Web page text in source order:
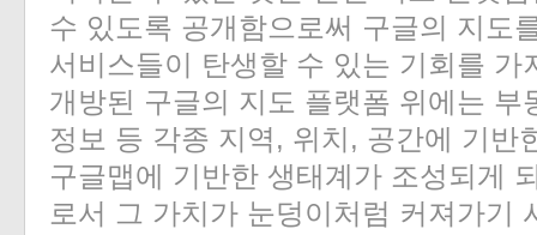
수 있도록 공개함으로써 구글의 지도
서비스들이 탄생할 수 있는 기회를 가
개방된 구글의 지도 플랫폼 위에는
정보 등 각종 지역, 위치, 공간에 기반
구글맵에 기반한 생태계가 조성되게
로서 그 가치가 눈덩이처럼 커져가기